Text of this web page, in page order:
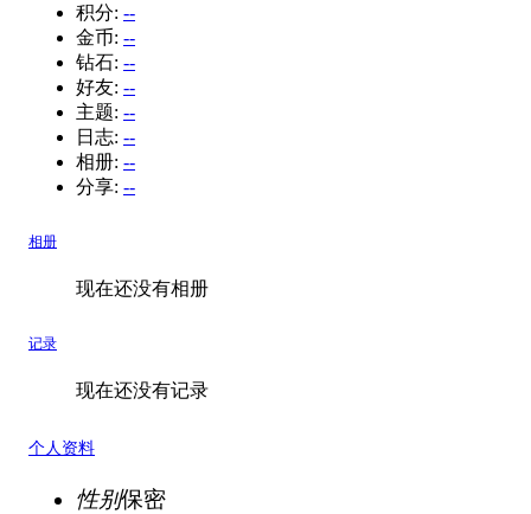
积分: --
金币: --
钻石: --
好友: --
主题: --
日志: --
相册: --
分享: --
相册
现在还没有相册
记录
现在还没有记录
个人资料
性别保密